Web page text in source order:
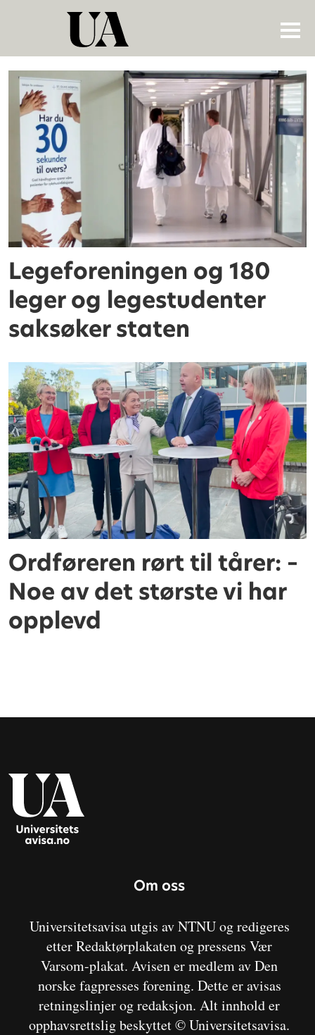
Tag:
legeutdanning
Legeforeningen og 180
leger og legestudenter
saksøker staten
Ordføreren rørt til tårer: –
Noe av det største vi har
opplevd
Om oss
Universitetsavisa utgis av NTNU og redigeres
etter Redaktørplakaten og pressens Vær
Varsom-plakat. Avisen er medlem av Den
norske fagpresses forening. Dette er avisas
retningslinjer og redaksjon. Alt innhold er
opphavsrettslig beskyttet © Universitetsavisa.